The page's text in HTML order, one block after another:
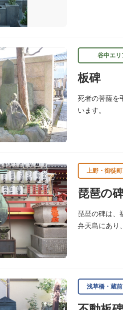
谷中エリ
板碑
死者の菩薩を
います。
上野・御徒
琵琶の
琵琶の碑は、
弁天島にあり
浅草橋・蔵